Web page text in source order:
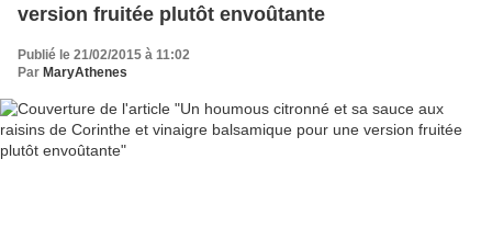
version fruitée plutôt envoûtante
Publié le 21/02/2015 à 11:02
Par MaryAthenes